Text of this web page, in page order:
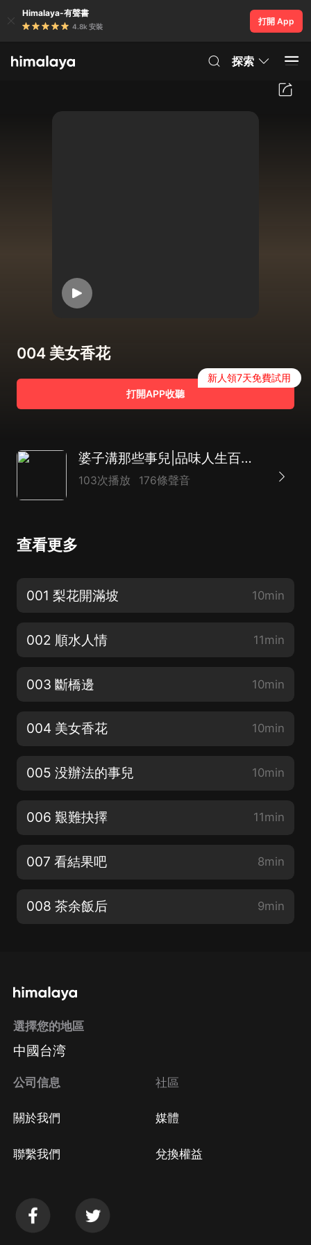
Himalaya-有聲書
4.8k 安裝
打開 App
探索
004 美女香花
打開APP收聽
新人領7天免費試用
婆子溝那些事兒|品味人生百態|山村創業|白手起家
103次播放 176條聲音
查看更多
001 梨花開滿坡 10min
002 順水人情 11min
003 斷橋邊 10min
004 美女香花 10min
005 没辦法的事兒 10min
006 艱難抉擇 11min
007 看結果吧 8min
008 茶余飯后 9min
選擇您的地區
中國台湾
公司信息
關於我們
聯繫我們
社區
媒體
兌換權益